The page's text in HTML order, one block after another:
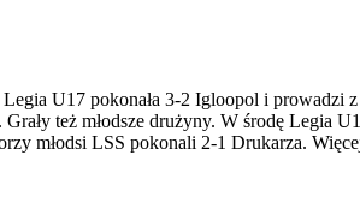
U17 pokonała 3-2 Igloopol i
też młodsze drużyny. W środę Legia
młodsi LSS pokonali 2-1 Drukarza.